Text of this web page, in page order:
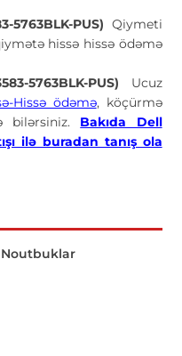
5763BLK-PUS) Qiymeti
hissə hissə ödəmə
5763BLK-PUS) Ucuz
Hissə ödəmə, köçürmə
bilərsiniz. Bakıda Dell
ilə buradan tanış ola